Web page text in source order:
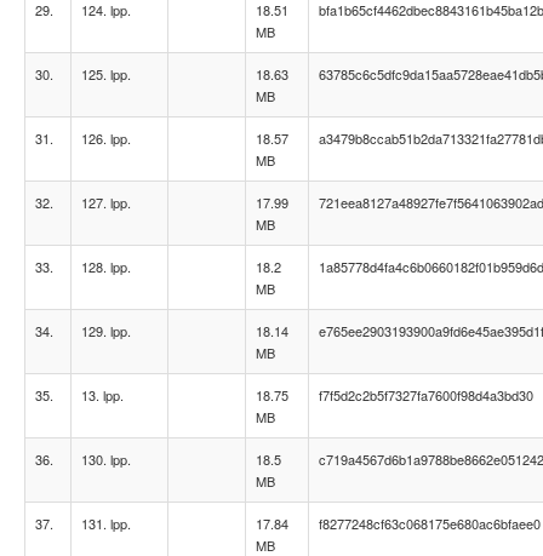
29. 124. lpp.
18.51
MB
bfa1b65cf4462dbec8843161b45ba12b
30. 125. lpp.
18.63
MB
31. 126. lpp.
18.57
MB
32. 127. lpp.
17.99
MB
721eea8127a48927fe7f5641063902ad
33. 128. lpp.
18.2
MB
1a85778d4fa4c6b0660182f01b959d6d
34. 129. lpp.
18.14
MB
e765ee2903193900a9fd6e45ae395d1f
35. 13. lpp.
18.75
MB
f7f5d2c2b5f7327fa7600f98d4a3bd30
36. 130. lpp.
18.5
MB
37. 131. lpp.
17.84
MB
f8277248cf63c068175e680ac6bfaee0